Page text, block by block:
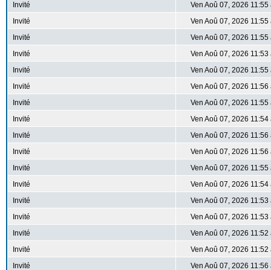
Invité
Ven Aoû 07, 2026 11:55
Invité
Ven Aoû 07, 2026 11:55
Invité
Ven Aoû 07, 2026 11:55
Invité
Ven Aoû 07, 2026 11:53
Invité
Ven Aoû 07, 2026 11:55
Invité
Ven Aoû 07, 2026 11:56
Invité
Ven Aoû 07, 2026 11:55
Invité
Ven Aoû 07, 2026 11:54
Invité
Ven Aoû 07, 2026 11:56
Invité
Ven Aoû 07, 2026 11:56
Invité
Ven Aoû 07, 2026 11:55
Invité
Ven Aoû 07, 2026 11:54
Invité
Ven Aoû 07, 2026 11:53
Invité
Ven Aoû 07, 2026 11:53
Invité
Ven Aoû 07, 2026 11:52
Invité
Ven Aoû 07, 2026 11:52
Invité
Ven Aoû 07, 2026 11:56